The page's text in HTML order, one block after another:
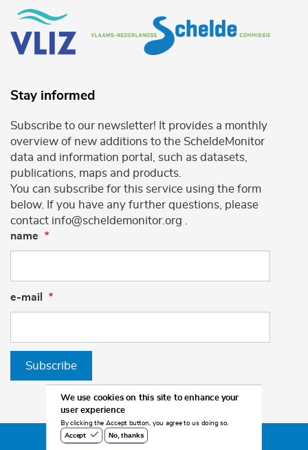
Stay informed
Subscribe to our newsletter! It provides a monthly
overview of new additions to the ScheldeMonitor
data and information portal, such as datasets,
publications, maps and products.
You can subscribe for this service using the form
below. If you have any further questions, please
contact info@scheldemonitor.org .
name
e-mail
Subscribe
©2026 Scheldemonitor
We use cookies on this site to enhance your
user experience
By clicking the Accept button, you agree to us doing so.
Accept
No, thanks